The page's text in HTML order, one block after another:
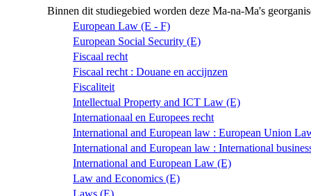
Binnen dit studiegebied worden deze Ma-na-Ma's
European Law (E - F)
European Social Security (E)
Fiscaal recht
Fiscaal recht : Douane en accijnzen
Fiscaliteit
Intellectual Property and ICT Law (E)
Internationaal en Europees recht
International and European law : European Union
International and European law : International
International and European Law (E)
Law and Economics (E)
Laws (E)